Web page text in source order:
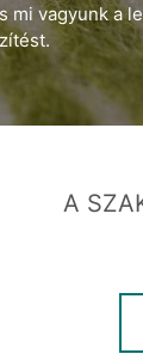
mi vagyunk a
A